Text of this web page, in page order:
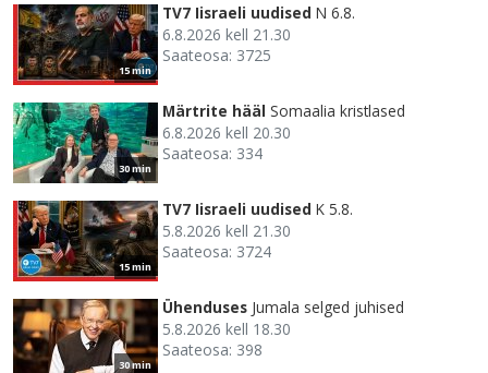
15 min
TV7 Iisraeli uudised N 6.8.
6.8.2026 kell 21.30
Saateosa: 3725
30 min
Märtrite hääl Somaalia kristlased
6.8.2026 kell 20.30
Saateosa: 334
15 min
TV7 Iisraeli uudised K 5.8.
5.8.2026 kell 21.30
Saateosa: 3724
30 min
Ühenduses Jumala selged juhised
5.8.2026 kell 18.30
Saateosa: 398